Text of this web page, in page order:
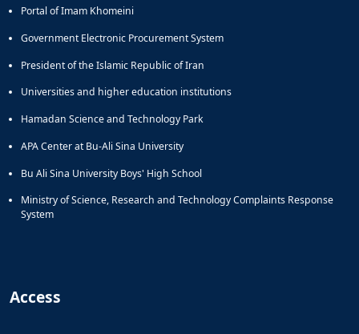
Portal of Imam Khomeini
Government Electronic Procurement System
President of the Islamic Republic of Iran
Universities and higher education institutions
Hamadan Science and Technology Park
APA Center at Bu-Ali Sina University
Bu Ali Sina University Boys' High School
Ministry of Science, Research and Technology Complaints Response
System
Access